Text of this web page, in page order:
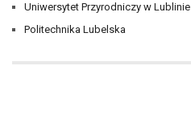
Uniwersytet Przyrodniczy w Lublinie
Politechnika Lubelska